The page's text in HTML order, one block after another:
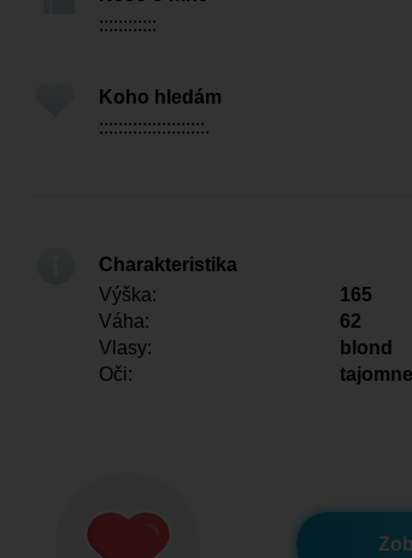
::::::::::::
Koho hledám
::::::::::::::::::::::.
Charakteristika
Výška:
165
Váha:
62
Vlasy:
blond
Oči:
tajomne